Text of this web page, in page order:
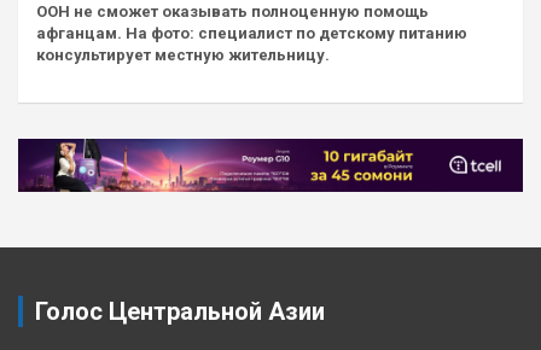
ООН не сможет оказывать полноценную помощь
афганцам. На фото: специалист по детскому питанию
консультирует местную жительницу.
Навигация
по
Голос Центральной Азии